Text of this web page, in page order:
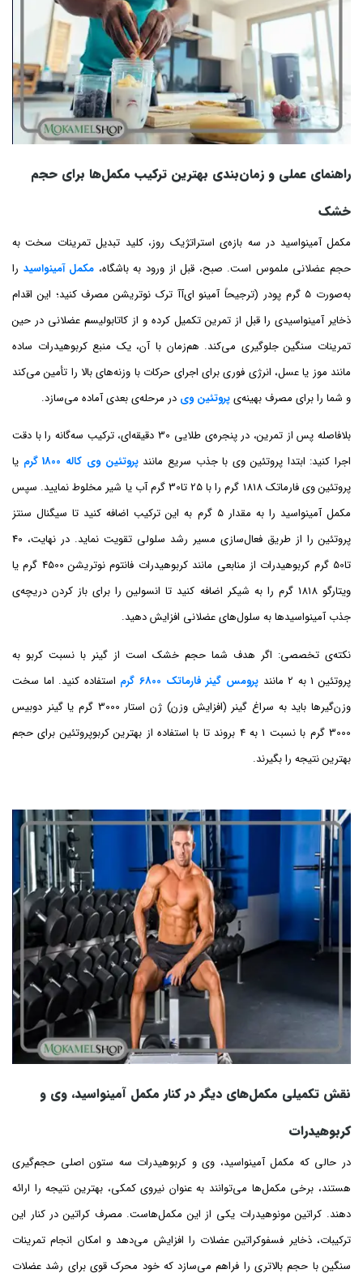
راهنمای عملی و زمان‌بندی بهترین ترکیب مکمل‌ها برای حجم
خشک
مکمل آمینواسید در سه بازه‌ی استراتژیک روز، کلید تبدیل تمرینات سخت به
حجم عضلانی ملموس است. صبح، قبل از ورود به باشگاه، مکمل آمینواسید را
به‌صورت 5 گرم پودر (ترجیحاً آمینو ای‌آآ ترک نوتریشن مصرف کنید؛ این اقدام
ذخایر آمینواسیدی را قبل از تمرین تکمیل کرده و از کاتابولیسم عضلانی در حین
تمرینات سنگین جلوگیری می‌کند. هم‌زمان با آن، یک منبع کربوهیدرات ساده
مانند موز یا عسل، انرژی فوری برای اجرای حرکات با وزنه‌های بالا را تأمین می‌کند
و شما را برای مصرف بهینه‌یپروتئین وی در مرحله‌ی بعدی آماده می‌سازد.
بلافاصله پس از تمرین، در پنجره‌ی طلایی 30 دقیقه‌ای، ترکیب سه‌گانه را با دقت
اجرا کنید: ابتدا پروتئین وی با جذب سریع مانندپروتئین وی کاله 1800 گرم
یا
پروتئین وی فارماتک 1818 گرم را با 25 تا30 گرم آب یا شیر مخلوط نمایید. سپس
مکمل آمینواسید را به مقدار 5 گرم به این ترکیب اضافه کنید تا سیگنال سنتز
پروتئین را از طریق فعال‌سازی مسیر رشد سلولی تقویت نماید. در نهایت، 40
تا50 گرم کربوهیدرات از منابعی مانند کربوهیدرات فانتوم نوتریشن 4500 گرم یا
ویتارگو 1818 گرم را به شیکر اضافه کنید تا انسولین را برای باز کردن دریچه‌ی
جذب آمینواسیدها به سلول‌های عضلانی افزایش دهید.
نکته‌ی تخصصی: اگر هدف شما حجم خشک است از گینر با نسبت کربو به
پروتئین 1 به 2 مانند
پرومس گینر فارماتک 6800 گرم
استفاده کنید. اما سخت
‌وزن‌گیرها باید به سراغ گینر (افزایش وزن) ژن استار 3000 گرم یا گینر دوبیس
3000 گرم با نسبت 1 به 4 بروند تا با استفاده از بهترین کربوپروتئین برای حجم
بهترین نتیجه را بگیرند.
نقش تکمیلی مکمل‌های دیگر در کنار مکمل آمینواسید، وی و
کربوهیدرات
در حالی که مکمل آمینواسید، وی و کربوهیدرات سه ستون اصلی حجم‌گیری
هستند، برخی مکمل‌ها می‌توانند به عنوان نیروی کمکی، بهترین نتیجه را ارائه
دهند. کراتین مونوهیدرات یکی از این مکمل‌هاست. مصرف کراتین در کنار این
ترکیبات، ذخایر فسفوکراتین عضلات را افزایش می‌دهد و امکان انجام تمرینات
سنگین‌ با حجم بالاتری را فراهم می‌سازد که خود محرک قوی برای رشد عضلات